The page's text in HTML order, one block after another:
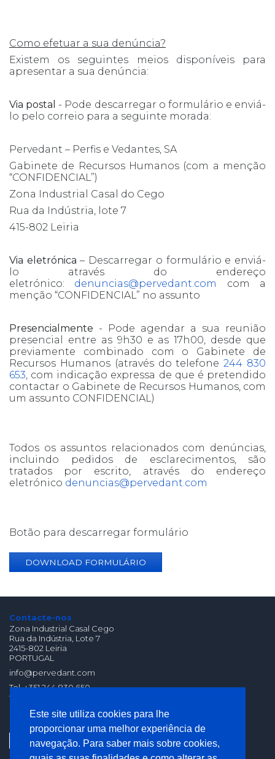
Este site utiliza cookies para lhe
proporcionar uma melhor experiência de
navegação. Para saber mais sobre cookies,
Como efetuar a sua denúncia?
Existem os seguintes meios disponíveis para
apresentar a sua denúncia:
Via postal - Pode descarregar o formulário e enviá-
lo pelo correio para a seguinte morada:
Pervedant – Perfis e Vedantes, SA
Gabinete de Recursos Humanos (com a menção
“CONFIDENCIAL”)
Zona Industrial Casal do Cego
Rua da Indústria, lote 7
415-802 Leiria
Via eletrónica– Descarregar o formulário e enviá-
lo através do endereço
eletrónico: denuncias@pervedant.com
com a
menção “CONFIDENCIAL” no assunto
Presencialmente - Pode agendar a sua reunião
presencial entre as 9h30 e as 17h00, desde que
previamente combinado com o Gabinete de
Recursos Humanos (através do telefone244 830
653, com indicação expressa de que é pretendido
contactar o Gabinete de Recursos Humanos, com
um assunto CONFIDENCIAL)
Todos os assuntos relacionados com denúncias,
incluindo pedidos de esclarecimentos, são
tratados por escrito, através do endereço
eletrónico denuncias@pervedant.com
Botão para descarregar formulário
DOWNLOAD FORMULÁRIO
Contacte-nos
Zona Industrial Casal Cego
Rua da Indústria, Lote 7
2415-802 Leiria
PORTUGAL
info@pervedant.com
Tel. +351 244 830 650
fax. +351 244 830 659
Fixa Nacional)